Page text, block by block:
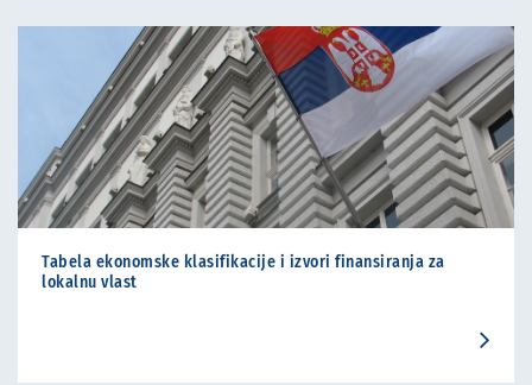
Tabela ekonomske klasifikacije i izvori finansiranja za
lokalnu vlast